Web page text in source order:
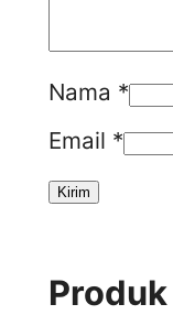
Nama *
Email *